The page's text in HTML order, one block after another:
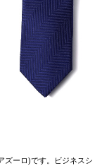
ズーロ)です。ビジネスシ